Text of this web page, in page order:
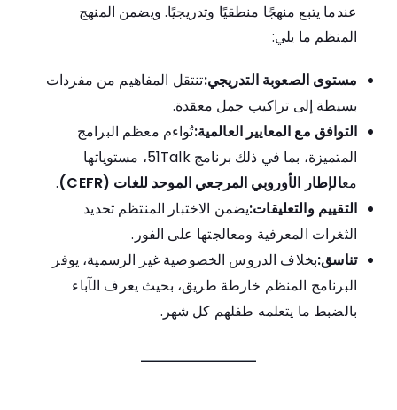
عندما يتبع منهجًا منطقيًا وتدريجيًا. ويضمن المنهج
المنظم ما يلي:
مستوى الصعوبة التدريجي:تنتقل المفاهيم من مفردات
بسيطة إلى تراكيب جمل معقدة.
التوافق مع المعايير العالمية:تُواءم معظم البرامج
المتميزة، بما في ذلك برنامج 51Talk، مستوياتها
معالإطار الأوروبي المرجعي الموحد للغات (CEFR)
.
التقييم والتعليقات:يضمن الاختبار المنتظم تحديد
الثغرات المعرفية ومعالجتها على الفور.
تناسق:بخلاف الدروس الخصوصية غير الرسمية، يوفر
البرنامج المنظم خارطة طريق، بحيث يعرف الآباء
بالضبط ما يتعلمه طفلهم كل شهر.